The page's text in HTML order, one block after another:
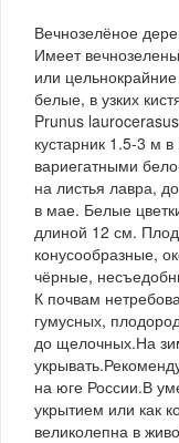
Вечнозелёное
Имеет
или
белые, в узких
Prunus
кустарник 1.5-3 м
вариегатными
на листья лавра,
в мае. Белые
длиной 12 см.
конусообразные,
чёрные,
К почвам
гумусных,
до щелочных.На
на юге России.В
укрытием или как
великолепна в